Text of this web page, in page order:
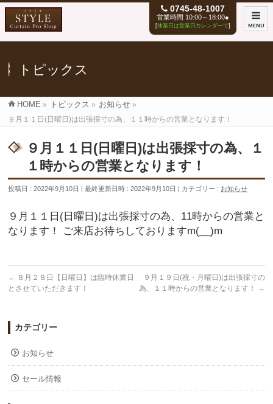
0745-48-1007
営業時間 10:00～18:00●
[休業日は営業日カレンダーで] MENU
トピックス
HOME » トピックス » お知らせ »
９月１１日(日曜日)は出張採寸の為、１１時からの営業となります！
９月１１日(日曜日)は出張採寸の為、１
１時からの営業となります！
投稿日 : 2022年9月10日 最終更新日時 : 2022年9月10日 カテゴリー : お知らせ
９月１１日(日曜日)は出張採寸の為、11時からの営業と
なります！ ご来店お待ちしておりますm(__)m
← ８月２８日【日曜日】は臨時休業日
とさせていただきます！
９月１９日(祝・月曜日)は出張採寸の
為、１１時からの営業となります！
→
カテゴリー
お知らせ
セール情報